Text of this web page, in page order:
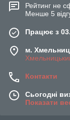
Рейтинг не
Менше 5
Працює з
м.
Контакти
Сьогодні
Показати